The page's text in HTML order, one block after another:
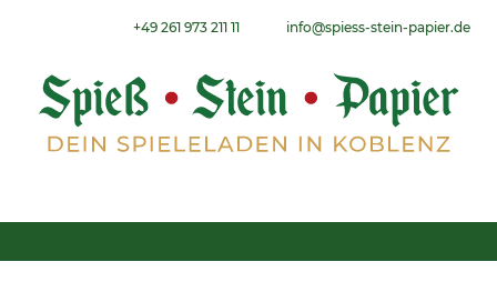
+49 261 973 211 11 info@spiess-stein-papier.de